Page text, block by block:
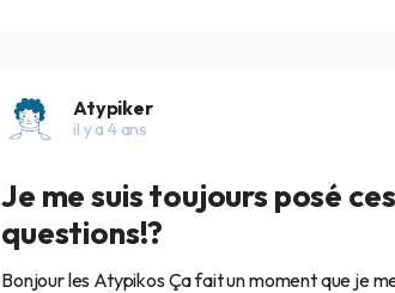
Atypiker
il y a 4 ans
Je me suis toujours posé ces
questions!?
Bonjour les Atypikos Ça fait un moment que je